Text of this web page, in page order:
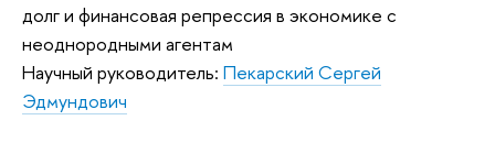
долг и финансовая репрессия в экономике с
неоднородными агентам
Научный руководитель: Пекарский Сергей
Эдмундович